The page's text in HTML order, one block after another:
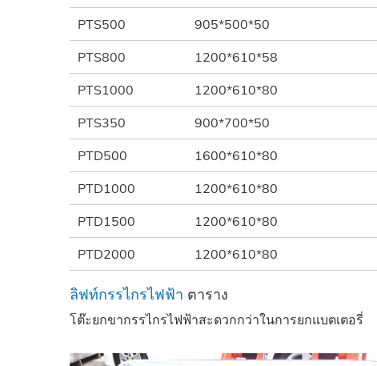
PTS500 905*500*50
PTS800 1200*610*58
PTS1000 1200*610*80
PTS350 900*700*50
PTD500 1600*610*80
PTD1000 1200*610*80
PTD1500 1200*610*80
PTD2000 1200*610*80
ลิฟท์กรรไกรไฟฟ้า ตาราง
โต๊ะยกขากรรไกรไฟฟ้าสะดวกกว่าในการยกแบตเตอรี่